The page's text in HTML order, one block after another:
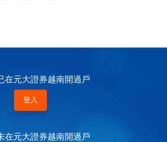
在元大證券越南開過戶
登入
在元大證券越南開過戶